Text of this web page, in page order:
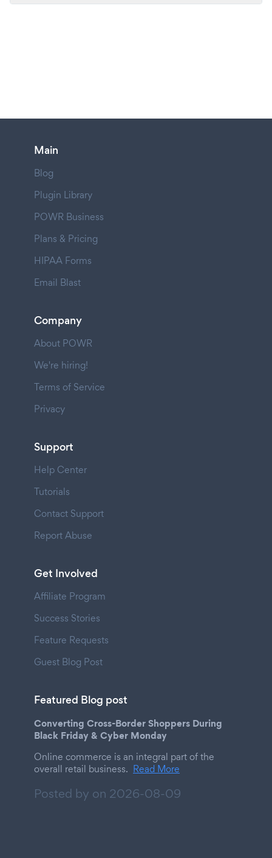
Main
Blog
Plugin Library
POWR Business
Plans & Pricing
HIPAA Forms
Email Blast
Company
About POWR
We're hiring!
Terms of Service
Privacy
Support
Help Center
Tutorials
Contact Support
Report Abuse
Get Involved
Affiliate Program
Success Stories
Feature Requests
Guest Blog Post
Featured Blog post
Converting Cross-Border Shoppers During
Black Friday & Cyber Monday
Online commerce is an integral part of the
overall retail business. Read More
Posted by on 2026-08-09